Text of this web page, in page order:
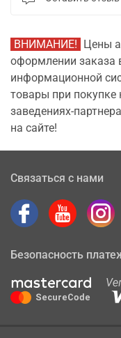
ВНИМАНИЕ! Цены
оформлении заказа
информационной
товары при покупке
заведениях-
на сайте!
Связаться с нами
Безопасность